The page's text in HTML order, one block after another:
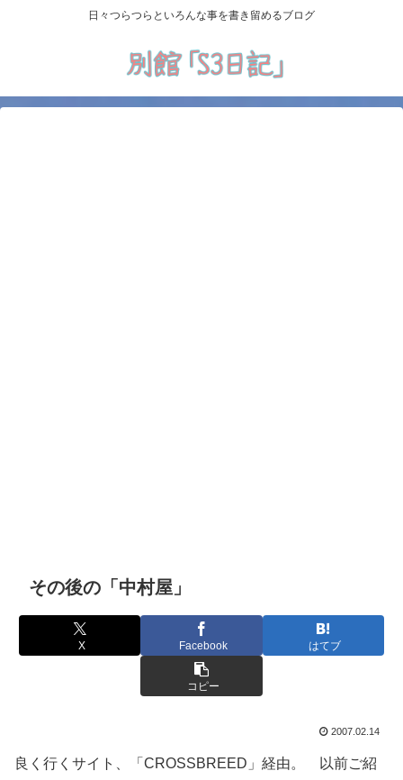
日々つらつらといろんな事を書き留めるブログ
その後の「中村屋」
X Facebook はてブ
コピー
2007.02.14
良く行くサイト、「CROSSBREED」経由。 以前ご紹